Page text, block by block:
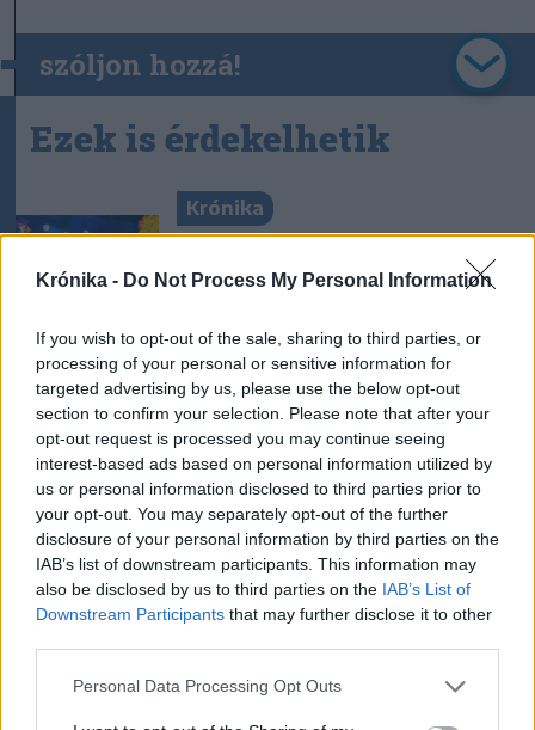
Krónika - Do Not Process My Personal Information
If you wish to opt-out of the sale, sharing to third parties, or
processing of your personal or sensitive information for
targeted advertising by us, please use the below opt-out
section to confirm your selection. Please note that after your
opt-out request is processed you may continue seeing
interest-based ads based on personal information utilized by
us or personal information disclosed to third parties prior to
your opt-out. You may separately opt-out of the further
disclosure of your personal information by third parties on the
IAB’s list of downstream participants. This information may
also be disclosed by us to third parties on the IAB’s List of
Downstream Participants that may further disclose it to other
Personal Data Processing Opt Outs
szóljon hozzá!
Ezek is érdekelhetik
Krónika
Majka ügyvédje a romániai
fenyegetés miatt
Krónika
„Az ember megpróbálja a
maga képére formálni a világ
egy kis darabját”.
Beszélgetés Szabó Zsolttal
(2.)
Székelyhon
mezőgazdasági úti vitából